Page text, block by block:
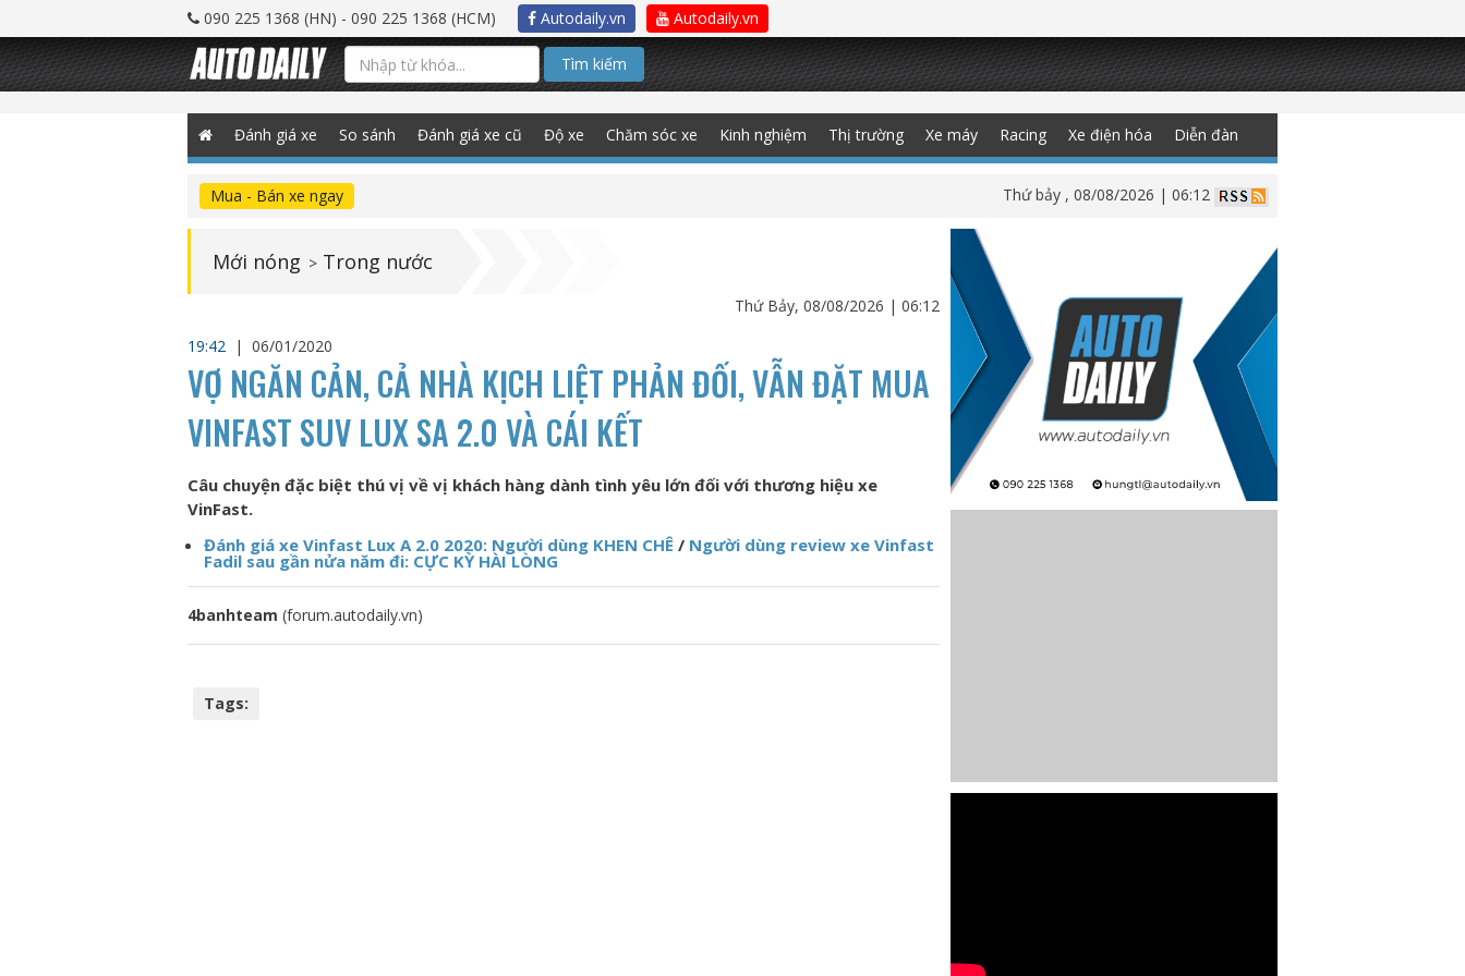
090 225 1368 (HN) - 090 225 1368 (HCM) Autodaily.vn Autodaily.vn
Tìm kiếm
Đánh giá xe So sánh Đánh giá xe cũ Độ xe Chăm sóc xe Kinh nghiệm Thị trường Xe máy Racing Xe điện hóa Diễn đàn
Mua - Bán xe ngay Thứ bảy , 08/08/2026 | 06:12
Mới nóng > Trong nước
Thứ Bảy, 08/08/2026 | 06:12
19:42 | 06/01/2020
VỢ NGĂN CẢN, CẢ NHÀ KỊCH LIỆT PHẢN ĐỐI, VẪN ĐẶT MUA
VINFAST SUV LUX SA 2.0 VÀ CÁI KẾT
Câu chuyện đặc biệt thú vị về vị khách hàng dành tình yêu lớn đối với thương hiệu xe
VinFast.
Đánh giá xe Vinfast Lux A 2.0 2020: Người dùng KHEN CHÊ / Người dùng review xe Vinfast
Fadil sau gần nửa năm đi: CỰC KỲ HÀI LÒNG
4banhteam (forum.autodaily.vn)
Tags: